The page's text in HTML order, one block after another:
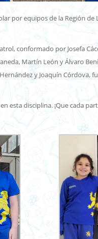
por equipos de la Región
conformado por Josefa
Martín León y Álvaro
y Joaquín Córdova,
esta disciplina. ¡Que cada